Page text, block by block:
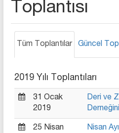
Toplantısı
Tüm Toplantılar Güncel
2019 Yılı Toplantıları
31 Ocak
2019
Deri ve
25 Nisan
Nisan